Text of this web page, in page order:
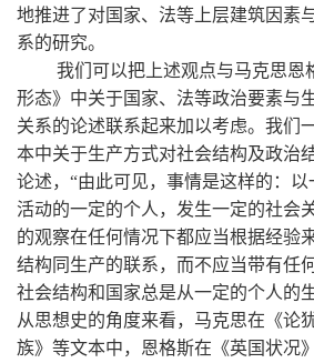
地推进了对国家、法等上层建筑因素
系的研究。
我们可以把上述观点与马克思恩
形态》中关于国家、法等政治要素与
关系的论述联系起来加以考虑。我们
本中关于生产方式对社会结构及政治
论述，“由此可见，事情是这样的：
活动的一定的个人，发生一定的社会
的观察在任何情况下都应当根据经验
结构同生产的联系，而不应当带有任
社会结构和国家总是从一定的个人的
从思想史的角度来看，马克思在《论
族》等文本中，恩格斯在《英国状况